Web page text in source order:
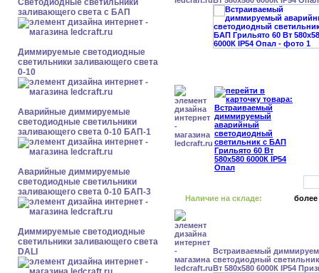
Светодиодные светильники
заливающего света с БАП
Диммируемые светодиодные
светильники заливающего света
0-10
Аварийные диммируемые
светодиодные светильники
заливающего света 0-10 БАП-1
Аварийные диммируемые
светодиодные светильники
заливающего света 0-10 БАП-3
Диммируемые светодиодные
светильники заливающего света
DALI
Наличие на складе: более
Встраиваемый
светодиодный
Вт 580x580 6000К IP54